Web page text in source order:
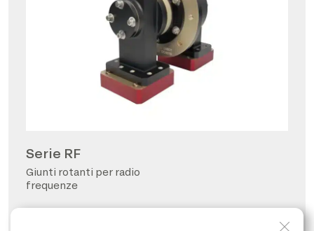
Serie RF
Giunti rotanti per radio
frequenze